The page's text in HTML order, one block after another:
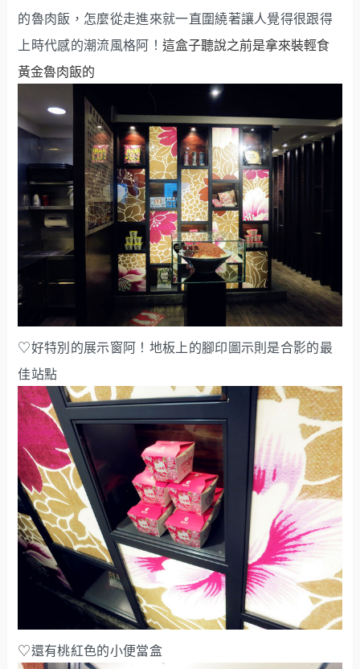
的魯肉飯，怎麼從走進來就一直圍繞著讓人覺得很跟得
上時代感的潮流風格阿！ 這盒子聽說之前是拿來裝輕食
黃金魯肉飯的
♡好特別的展示窗阿！地板上的腳印圖示則是合影的最
佳站點
♡還有桃紅色的小便當盒